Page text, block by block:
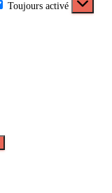
les
Toujours activé